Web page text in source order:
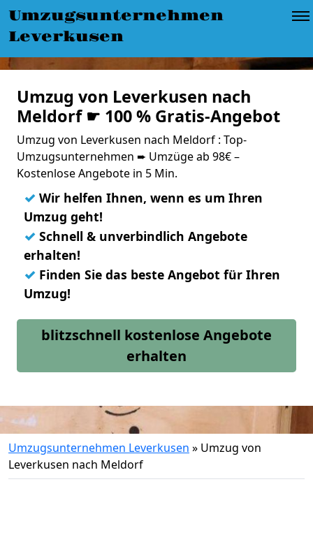
Umzugsunternehmen
Leverkusen
Umzug von Leverkusen nach
Meldorf ☛ 100 % Gratis-Angebot
Umzug von Leverkusen nach Meldorf : Top-
Umzugsunternehmen ➨ Umzüge ab 98€ –
Kostenlose Angebote in 5 Min.
✓ Wir helfen Ihnen, wenn es um Ihren
Umzug geht!
✓ Schnell & unverbindlich Angebote
erhalten!
✓ Finden Sie das beste Angebot für Ihren
Umzug!
blitzschnell kostenlose Angebote
erhalten
Umzugsunternehmen Leverkusen » Umzug von
Leverkusen nach Meldorf